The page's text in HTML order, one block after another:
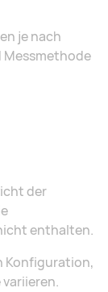
je nach
der
enthalten.
Konfiguration,